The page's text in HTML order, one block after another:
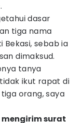
dasar
tiga nama
sebab ia
dimaksud.
tanya
ikut rapat di
orang, saya
mengirim surat